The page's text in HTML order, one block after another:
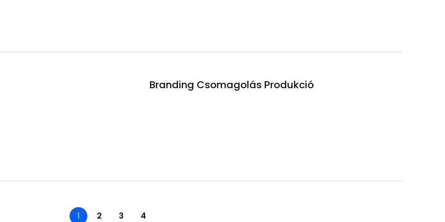
Branding Csomagolás Produkció
1 2 3 4